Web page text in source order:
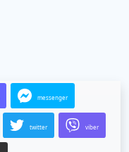
messenger
twitter viber